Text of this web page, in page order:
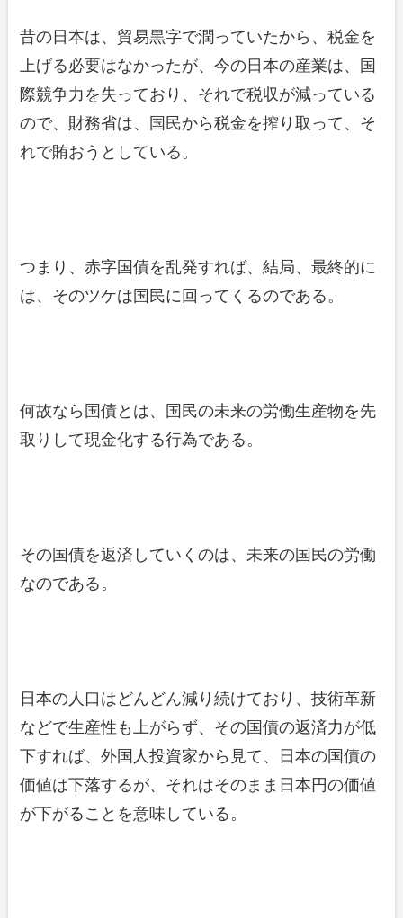
昔の日本は、貿易黒字で潤っていたから、税金を
上げる必要はなかったが、今の日本の産業は、国
際競争力を失っており、それで税収が減っている
ので、財務省は、国民から税金を搾り取って、そ
れで賄おうとしている。
つまり、赤字国債を乱発すれば、結局、最終的に
は、そのツケは国民に回ってくるのである。
何故なら国債とは、国民の未来の労働生産物を先
取りして現金化する行為である。
その国債を返済していくのは、未来の国民の労働
なのである。
日本の人口はどんどん減り続けており、技術革新
などで生産性も上がらず、その国債の返済力が低
下すれば、外国人投資家から見て、日本の国債の
価値は下落するが、それはそのまま日本円の価値
が下がることを意味している。